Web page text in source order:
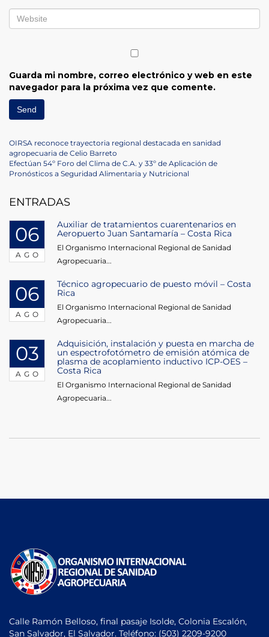
Guarda mi nombre, correo electrónico y web en este
navegador para la próxima vez que comente.
Navegación
de
Previous
Post
OIRSA reconoce trayectoria regional destacada en sanidad
agropecuaria de Celio Barreto
Next
Post
Efectúan 54º Foro del Clima de C.A. y 33º de Aplicación de
Pronósticos a Seguridad Alimentaria y Nutricional
ENTRADAS
06
AGO
Auxiliar de tratamientos cuarentenarios en
Aeropuerto Juan Santamaría – Costa Rica
El Organismo Internacional Regional de Sanidad
Agropecuaria...
06
AGO
Técnico agropecuario de puesto móvil – Costa
Rica
El Organismo Internacional Regional de Sanidad
Agropecuaria...
03
AGO
Adquisición, instalación y puesta en marcha de
un espectrofotómetro de emisión atómica de
plasma de acoplamiento inductivo ICP-OES –
Costa Rica
El Organismo Internacional Regional de Sanidad
Agropecuaria...
Calle Ramón Belloso, final pasaje Isolde, Colonia Escalón,
San Salvador, El Salvador. Teléfono: (503) 2209-9200